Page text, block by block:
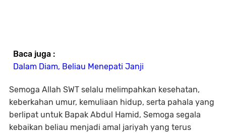
Baca juga :
Dalam Diam, Beliau Menepati Janji
Semoga Allah SWT selalu melimpahkan kesehatan,
keberkahan umur, kemuliaan hidup, serta pahala yang
berlipat untuk Bapak Abdul Hamid, Semoga segala
kebaikan beliau menjadi amal jariyah yang terus